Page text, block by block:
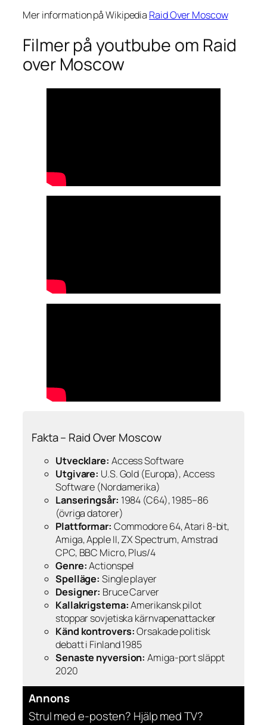
Mer information på Wikipedia Raid Over Moscow
Filmer på youtbube om Raid
over Moscow
Fakta – Raid Over Moscow
Utvecklare: Access Software
Utgivare: U.S. Gold (Europa), Access
Software (Nordamerika)
Lanseringsår: 1984 (C64), 1985–86
(övriga datorer)
Plattformar: Commodore 64, Atari 8-bit,
Amiga, Apple II, ZX Spectrum, Amstrad
CPC, BBC Micro, Plus/4
Genre:Actionspel
Spelläge: Single player
Designer: Bruce Carver
Kallakrigstema:Amerikansk pilot
stoppar sovjetiska kärnvapenattacker
Känd kontrovers:Orsakade politisk
debatt i Finland 1985
Senaste nyversion: Amiga-port släppt
2020
Annons
Strul med e-posten? Hjälp med TV?